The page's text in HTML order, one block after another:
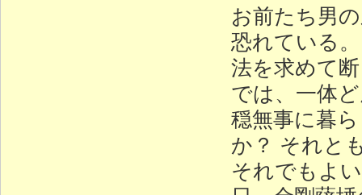
お前たち男
恐れている
法を求めて
では、一体
穏無事に暮
か？ それと
それでもよ